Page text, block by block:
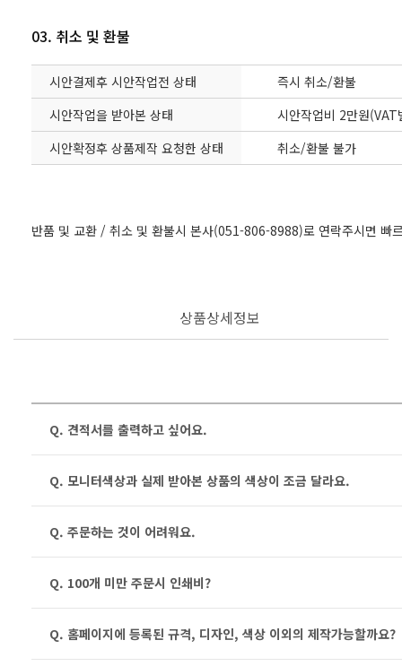
03. 취소 및 환불
시안결제후 시안작업전 상태
즉시 취소/환불
시안작업을 받아본 상태
시안작업비 2만원
시안확정후 상품제작 요청한 상태
취소/환불 불가
반품 및 교환 / 취소 및 환불시 본사(051-806-8988)로 연락주시면 빠
상품상세정보
Q. 견적서를 출력하고 싶어요.
Q. 모니터색상과 실제 받아본 상품의 색상이 조금 달라요.
Q. 주문하는 것이 어려워요.
Q. 100개 미만 주문시 인쇄비?
Q. 홈페이지에 등록된 규격, 디자인, 색상 이외의 제작가능할까요?